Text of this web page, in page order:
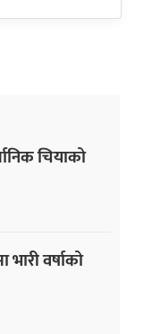
चियाको
वर्षाको